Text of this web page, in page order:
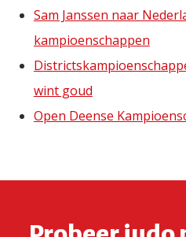
Sam Janssen naar
kampioenschappen
wint goud
Open Deense